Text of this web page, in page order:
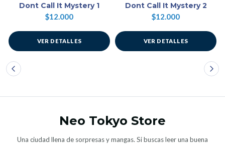
Dont Call It Mystery 1
$12.000
VER DETALLES
Dont Call It Mystery 2
$12.000
VER DETALLES
Neo Tokyo Store
Una ciudad llena de sorpresas y mangas. Si buscas leer una buena